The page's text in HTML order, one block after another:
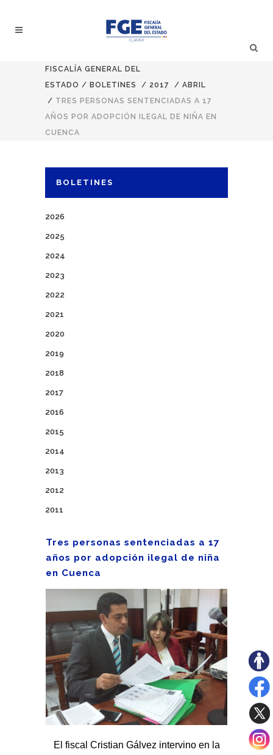
FISCALÍA GENERAL DEL
ESTADO / BOLETINES / 2017 / ABRIL
/ TRES PERSONAS SENTENCIADAS A 17
AÑOS POR ADOPCIÓN ILEGAL DE NIÑA EN
CUENCA
BOLETINES
2026
2025
2024
2023
2022
2021
2020
2019
2018
2017
2016
2015
2014
2013
2012
2011
Tres personas sentenciadas a 17
años por adopción ilegal de niña
en Cuenca
El fiscal Cristian Gálvez intervino en la